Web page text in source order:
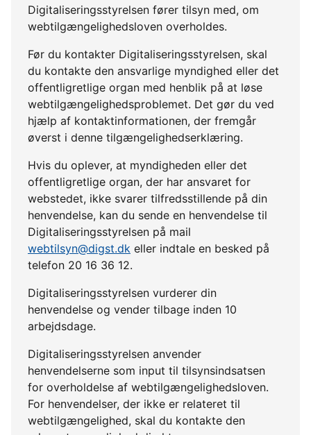
Digitaliseringsstyrelsen fører tilsyn med, om
webtilgængelighedsloven overholdes.
Før du kontakter Digitaliseringsstyrelsen, skal
du kontakte den ansvarlige myndighed eller det
offentligretlige organ med henblik på at løse
webtilgængelighedsproblemet. Det gør du ved
hjælp af kontaktinformationen, der fremgår
øverst i denne tilgængelighedserklæring.
Hvis du oplever, at myndigheden eller det
offentligretlige organ, der har ansvaret for
webstedet, ikke svarer tilfredsstillende på din
henvendelse, kan du sende en henvendelse til
Digitaliseringsstyrelsen på mail
webtilsyn@digst.dk eller indtale en besked på
telefon 20 16 36 12.
Digitaliseringsstyrelsen vurderer din
henvendelse og vender tilbage inden 10
arbejdsdage.
Digitaliseringsstyrelsen anvender
henvendelserne som input til tilsynsindsatsen
for overholdelse af webtilgængelighedsloven.
For henvendelser, der ikke er relateret til
webtilgængelighed, skal du kontakte den